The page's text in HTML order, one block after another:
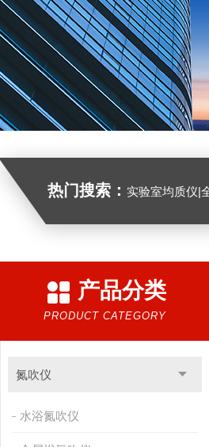
热门搜索： 实验室均质仪|
产品分类
PRODUCT CATEGORY
氮吹仪
水浴氮吹仪